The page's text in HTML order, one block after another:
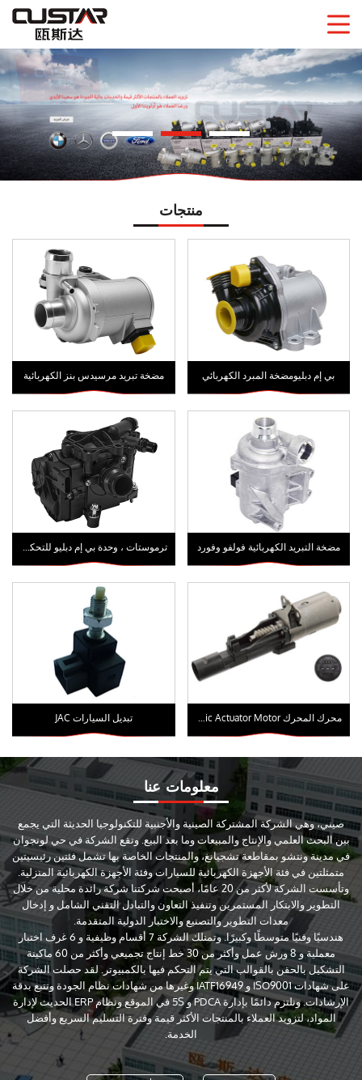
منتجات
بي إم دبليومضخة المبرد الكهربائي مضخة تبريد مرسيدس بنز الكهربائية
مضخة التبريد الكهربائية فولفو وفورد
محرك المحرك Valvetronic Actuator Motor لسيارات بي إم دبليو تبديل السيارات JAC
معلومات عنا
صيني، وهي الشركة المشتركة الصينية والأجنبية للتكنولوجيا الحديثة التي يجمع
بين البحث العلمي والإنتاج والمبيعات وما بعد البيع. وتقع الشركة في حي لونجوان
في مدينة ونتشو بمقاطعة تشجيانغ، والمنتجات الخاصة بها تشمل فئتين رئيسيتين
متمثلتين في فئة الأجهزة الكهربائية للسيارات وفئة الأجهزة الكهربائية المنزلية.
وتأسست الشركة لأكثر من 20 عامًا، أصبحت شركتنا شركة رائدة محلية من خلال
التطوير والابتكار المستمرين وتنفيذ التعاون والتبادل التقني الشامل و إدخال
معدات التطوير والتصنيع والاختبار الدولية المتقدمة.
هندسيًا وفنيًا متوسطًا وكبيرًا. وتمتلك الشركة 7 أقسام وظيفية و 6 غرف اختبار
معملية و 8 ورش عمل وأكثر من 30 خط إنتاج تجميعي وأكثر من 60 ماكينة
التشكيل بالحقن بالقوالب التي يتم التحكم فيها بالكمبيوتر. لقد حصلت الشركة
على شهادات ISO9001 و IATF16949 وغيرها من شهادات نظام الجودة وتتبع بدقة
الإرشادات. ونلتزم دائمًا بإدارة PDCA و 5S في الموقع ونظام ERP الحديث لإدارة
المواد، لتزويد العملاء بالمنتجات الأكثر قيمة وفترة التسليم السريع وأفضل
الخدمة.